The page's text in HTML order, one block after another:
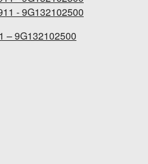
– 9G132102500